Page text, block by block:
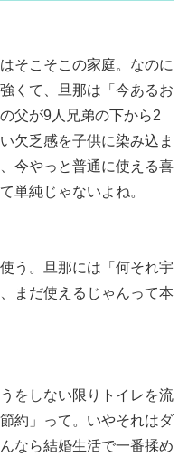
そこそこの家庭。なのに
くて、旦那は「今あるお
父が9人兄弟の下から2
欠乏感を子供に染み込ま
今やっと普通に使える喜
単純じゃないよね。
う。旦那には「何それ宇
まだ使えるじゃんって本
をしない限りトイレを流
約」って。いやそれはダ
なら結婚生活で一番揉め